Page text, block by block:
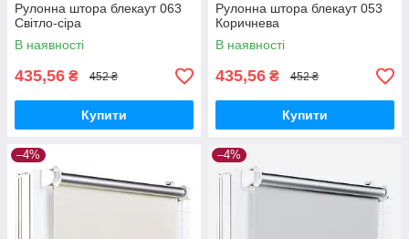
Рулонна штора блекаут 063
Світло-сіра
В наявності
435,56 ₴ 452 ₴
Купити
Рулонна штора блекаут 053
Коричнева
В наявності
435,56 ₴ 452 ₴
Купити
–4% –4%